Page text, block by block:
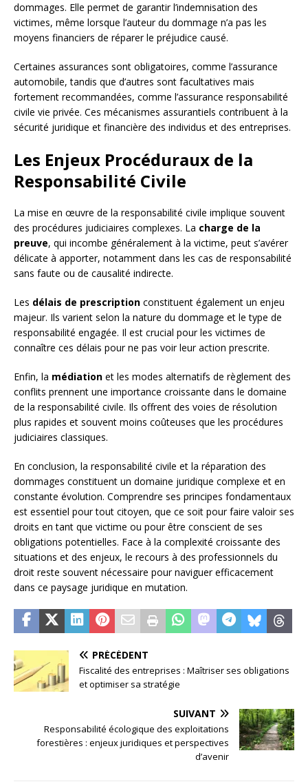
dommages. Elle permet de garantir l’indemnisation des
victimes, même lorsque l’auteur du dommage n’a pas les
moyens financiers de réparer le préjudice causé.
Certaines assurances sont obligatoires, comme l’assurance
automobile, tandis que d’autres sont facultatives mais
fortement recommandées, comme l’assurance responsabilité
civile vie privée. Ces mécanismes assurantiels contribuent à la
sécurité juridique et financière des individus et des entreprises.
Les Enjeux Procéduraux de la
Responsabilité Civile
La mise en œuvre de la responsabilité civile implique souvent
des procédures judiciaires complexes. La charge de la
preuve, qui incombe généralement à la victime, peut s’avérer
délicate à apporter, notamment dans les cas de responsabilité
sans faute ou de causalité indirecte.
Les délais de prescription constituent également un enjeu
majeur. Ils varient selon la nature du dommage et le type de
responsabilité engagée. Il est crucial pour les victimes de
connaître ces délais pour ne pas voir leur action prescrite.
Enfin, la médiation et les modes alternatifs de règlement des
conflits prennent une importance croissante dans le domaine
de la responsabilité civile. Ils offrent des voies de résolution
plus rapides et souvent moins coûteuses que les procédures
judiciaires classiques.
En conclusion, la responsabilité civile et la réparation des
dommages constituent un domaine juridique complexe et en
constante évolution. Comprendre ses principes fondamentaux
est essentiel pour tout citoyen, que ce soit pour faire valoir ses
droits en tant que victime ou pour être conscient de ses
obligations potentielles. Face à la complexité croissante des
situations et des enjeux, le recours à des professionnels du
droit reste souvent nécessaire pour naviguer efficacement
dans ce paysage juridique en mutation.
PRÉCÉDENT
Fiscalité des entreprises : Maîtriser ses obligations
et optimiser sa stratégie
SUIVANT
Responsabilité écologique des exploitations
forestières : enjeux juridiques et perspectives
d’avenir